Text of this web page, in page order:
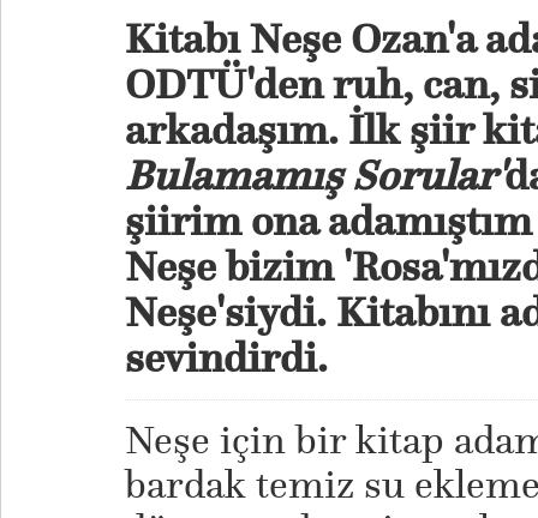
Kitabı Neşe Ozan'a
ODTÜ'den ruh, can,
arkadaşım. İlk şiir
Bulamamış Sorular'
şiirim ona
Neşe bizim
Neşe'siydi. Kitabını
sevindirdi.
Neşe için bir kitap
bardak temiz su